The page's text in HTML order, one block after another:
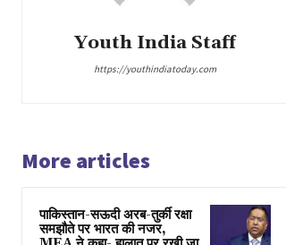
Youth India Staff
https://youthindiatoday.com
More articles
पाकिस्तान-सऊदी अरब-तुर्की रक्षा
समझौते पर भारत की नजर,